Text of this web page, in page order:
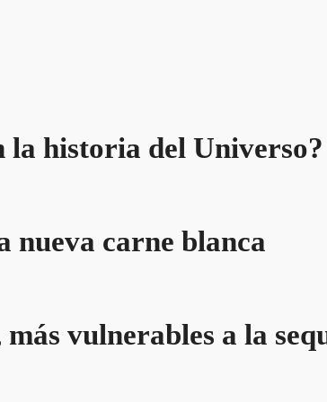
la historia del Universo?
nueva carne blanca
vulnerables a la